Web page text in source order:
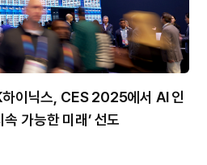
이닉스, CES 2025에서 AI 인
가능한 미래’ 선도